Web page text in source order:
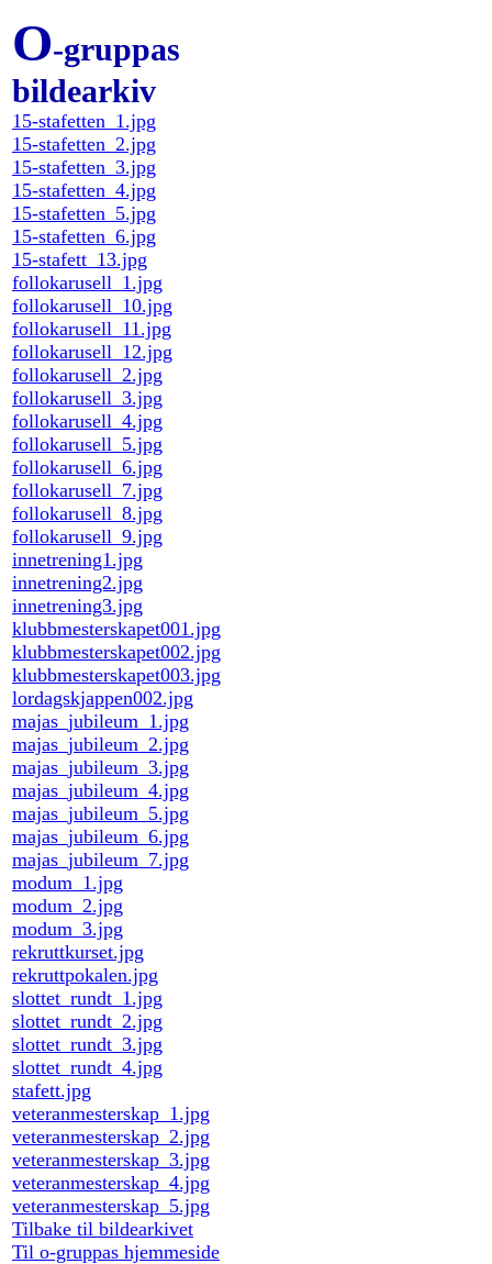
O-gruppas
bildearkiv
15-stafetten_1.jpg
15-stafetten_2.jpg
15-stafetten_3.jpg
15-stafetten_4.jpg
15-stafetten_5.jpg
15-stafetten_6.jpg
15-stafett_13.jpg
follokarusell_1.jpg
follokarusell_10.jpg
follokarusell_11.jpg
follokarusell_12.jpg
follokarusell_2.jpg
follokarusell_3.jpg
follokarusell_4.jpg
follokarusell_5.jpg
follokarusell_6.jpg
follokarusell_7.jpg
follokarusell_8.jpg
follokarusell_9.jpg
innetrening1.jpg
innetrening2.jpg
innetrening3.jpg
klubbmesterskapet001.jpg
klubbmesterskapet002.jpg
klubbmesterskapet003.jpg
lordagskjappen002.jpg
majas_jubileum_1.jpg
majas_jubileum_2.jpg
majas_jubileum_3.jpg
majas_jubileum_4.jpg
majas_jubileum_5.jpg
majas_jubileum_6.jpg
majas_jubileum_7.jpg
modum_1.jpg
modum_2.jpg
modum_3.jpg
rekruttkurset.jpg
rekruttpokalen.jpg
slottet_rundt_1.jpg
slottet_rundt_2.jpg
slottet_rundt_3.jpg
slottet_rundt_4.jpg
stafett.jpg
veteranmesterskap_1.jpg
veteranmesterskap_2.jpg
veteranmesterskap_3.jpg
veteranmesterskap_4.jpg
veteranmesterskap_5.jpg
Tilbake til bildearkivet
Til o-gruppas hjemmeside